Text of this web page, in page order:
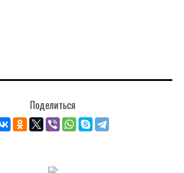
Поделиться